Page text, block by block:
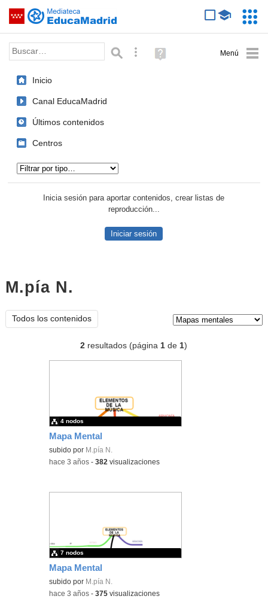
Saltar navegación
Palabra o frase: Búsqueda avanzada
Ayuda
(en
Inicio
Canal EducaMadrid
Últimos contenidos
Centros
Inicia sesión para aportar contenidos, crear listas de
reproducción...
Iniciar sesión
M.pía N.
Todos los contenidos
2 resultados (página1 de1)
Mapa Mental
subido por M.pía N.
4 nodos
-hace 3 años -382 visualizaciones
Mapa Mental
subido por M.pía N.
7 nodos
-hace 3 años -375 visualizaciones